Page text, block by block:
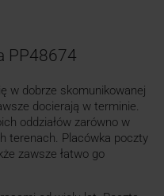
PP48674
w dobrze skomunikowanej
docierają w terminie.
oddziałów zarówno w
terenach. Placówka poczty
zawsze łatwo go